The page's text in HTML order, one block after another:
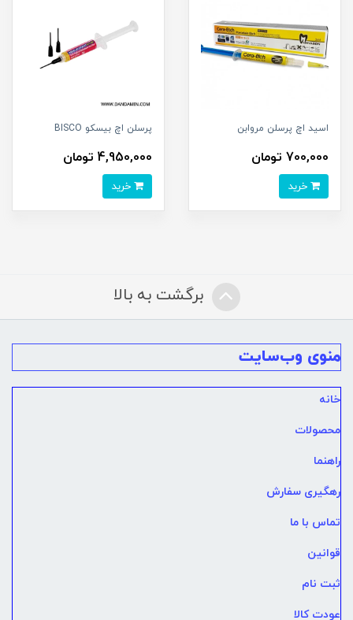
اسید اچ پرسلن مروابن
700,000 تومان
پرسلن اچ بیسکو BISCO
4,950,000 تومان
برگشت به بالا
منوی وب‌سایت
خانه
محصولات
راهنما
رهگیری سفارش
تماس با ما
قوانین
ثبت نام
عودت کالا